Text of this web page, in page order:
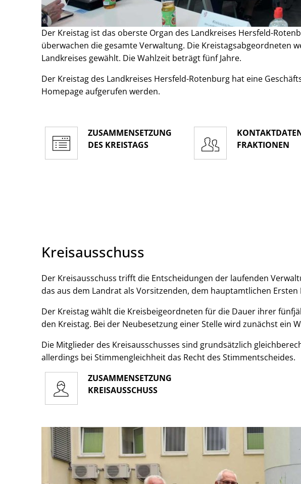
Der Kreistag ist das oberste Organ des Landkreises Hersfeld-
überwachen die gesamte Verwaltung. Die Kreistagsabgeordneten
Landkreises gewählt. Die Wahlzeit beträgt fünf Jahre.
Der Kreistag des Landkreises Hersfeld-Rotenburg hat eine
Homepage aufgerufen werden.
ZUSAMMENSETZUNG
DES KREISTAGS
FRAKTIONEN
Kreisausschuss
Der Kreisausschuss trifft die Entscheidungen der laufenden
das aus dem Landrat als Vorsitzenden, dem hauptamtlichen
Der Kreistag wählt die Kreisbeigeordneten für die Dauer ihrer
den Kreistag. Bei der Neubesetzung einer Stelle wird zunächst ein
Die Mitglieder des Kreisausschusses sind grundsätzlich
allerdings bei Stimmengleichheit das Recht des Stimmentscheides.
ZUSAMMENSETZUNG
KREISAUSSCHUSS